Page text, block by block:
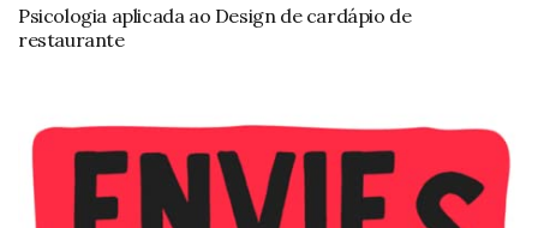
Psicologia aplicada ao Design de cardápio de
restaurante